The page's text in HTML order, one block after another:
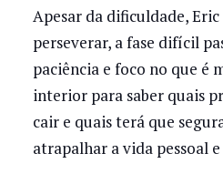
Apesar da dificuldade,
perseverar, a fase difícil
paciência e foco no que é
interior para saber quais
cair e quais terá que
atrapalhar a vida pessoal